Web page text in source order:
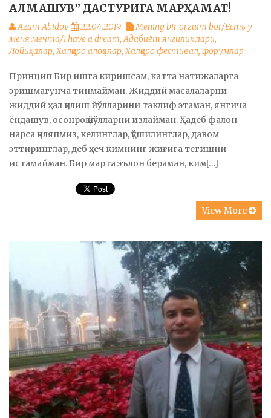
АЛМАШУВ” ДАСТУРИГА МАРҲАМАТ!
Azam Abidov 22.04.2019
Mening bir orzuim bor/Есть у
меня мечта/I have a dream,Адабиёт янгиликлари,
Лойиҳалар,Халқаро алоқалар,Халқаро фестивал, форумлар
Принцип Бир ишга киришсам, катта натижаларга
эришмагунча тинмайман. Жиддий масалаларни
жиддий ҳал қилиш йўлларини таклиф этаман, янгича
ёндашув, осонроқ йўлларни излайман. Ҳадеб фалон
нарса қиляпмиз, келинглар, қўшилинглар, давом
эттиринглар, деб ҳеч кимнинг жиғига тегишни
истамайман. Бир марта эълон бераман, ким[…]
View More